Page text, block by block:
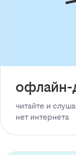
офлайн-
читайте и
нет интернета